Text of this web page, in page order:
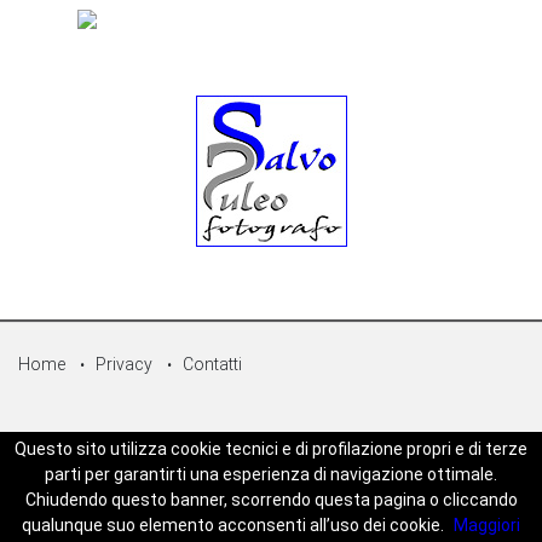
Home Privacy Contatti
© Copyright 2026 - Sicilpress Publisher soc.coop - P.Iva:
07050860829 - WEBSICILIANEWS è una testata registrata - Aut. del
tribunale di Palermo n.5 del 18/05/2023 - Direttore Responsabile
Joseph Zambito - Powered by
Mt-Web Agency
Questo sito utilizza cookie tecnici e di profilazione propri e di terze
parti per garantirti una esperienza di navigazione ottimale.
Chiudendo questo banner, scorrendo questa pagina o cliccando
qualunque suo elemento acconsenti all’uso dei cookie.
Maggiori